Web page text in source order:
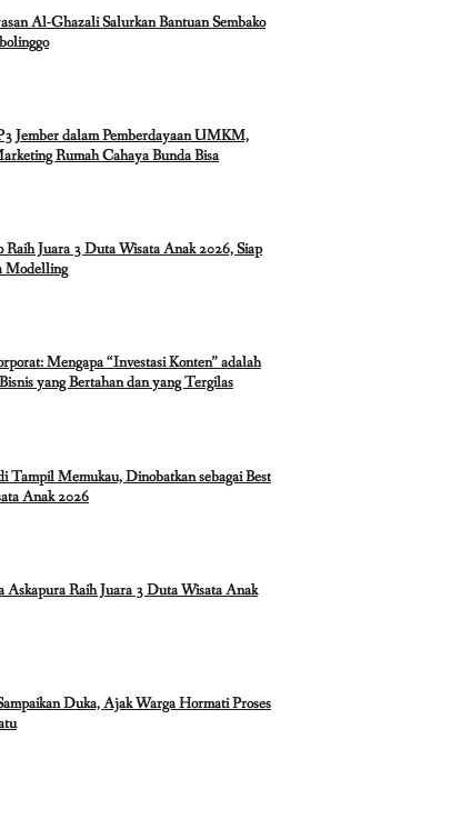
Al-Ghazali Salurkan Bantuan Sembako
Jember dalam Pemberdayaan UMKM,
Rumah Cahaya Bunda Bisa
Juara 3 Duta Wisata Anak 2026, Siap
Modelling
Mengapa “Investasi Konten” adalah
yang Bertahan dan yang Tergilas
Tampil Memukau, Dinobatkan sebagai Best
Anak 2026
Askapura Raih Juara 3 Duta Wisata Anak
Duka, Ajak Warga Hormati Proses